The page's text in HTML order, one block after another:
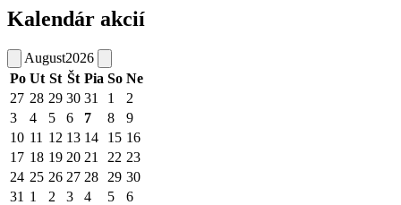
Kalendár akcií
August2026
Po Ut St Št Pia So Ne
27 28 29 30 31 1
2
3
4 5 6 7 8
9
10 11 12 13 14 15 16
17 18 19 20 21 22 23
24 25 26 27 28 29 30
31 1 2 3 4 5 6